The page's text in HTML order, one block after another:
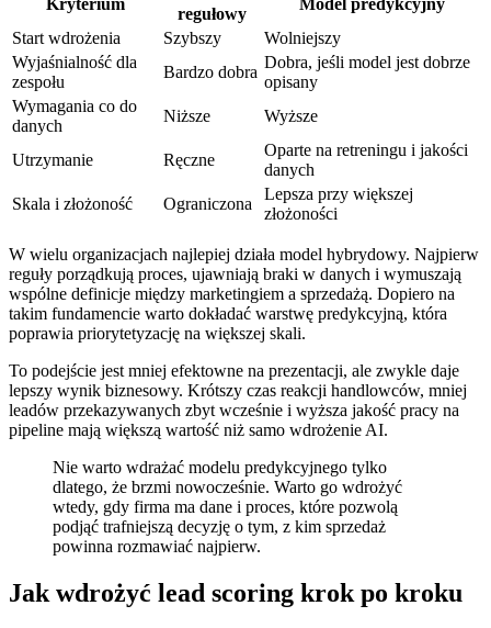
regułowy
Start wdrożenia
Szybszy
Wolniejszy
Wyjaśnialność dla
zespołu
Bardzo dobra
Dobra, jeśli model jest dobrze
opisany
Wymagania co do
danych
Niższe Wyższe
Utrzymanie Ręczne
Oparte na retreningu i jakości
danych
Skala i złożoność
Ograniczona
Lepsza przy większej
złożoności
W wielu organizacjach najlepiej działa model hybrydowy. Najpierw
reguły porządkują proces, ujawniają braki w danych i wymuszają
wspólne definicje między marketingiem a sprzedażą. Dopiero na
takim fundamencie warto dokładać warstwę predykcyjną, która
poprawia priorytetyzację na większej skali.
To podejście jest mniej efektowne na prezentacji, ale zwykle daje
lepszy wynik biznesowy. Krótszy czas reakcji handlowców, mniej
leadów przekazywanych zbyt wcześnie i wyższa jakość pracy na
pipeline mają większą wartość niż samo wdrożenie AI.
Nie warto wdrażać modelu predykcyjnego tylko
dlatego, że brzmi nowocześnie. Warto go wdrożyć
wtedy, gdy firma ma dane i proces, które pozwolą
podjąć trafniejszą decyzję o tym, z kim sprzedaż
powinna rozmawiać najpierw.
Jak wdrożyć lead scoring krok po kroku